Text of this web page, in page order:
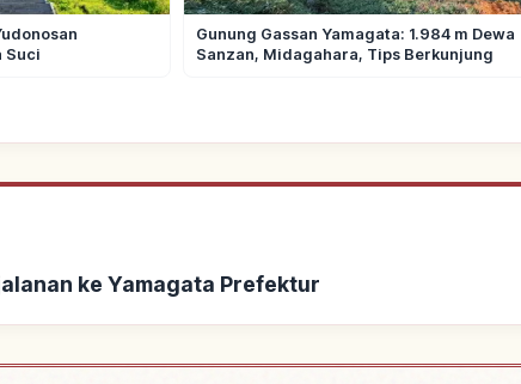
Suci
Gunung Gassan Yamagata: 1.984 m Dewa
Sanzan, Midagahara, Tips Berkunjung
ke Yamagata Prefektur